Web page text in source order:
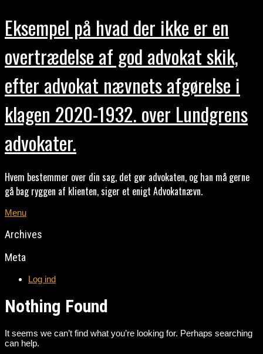
Eksempel på hvad der ikke er en
overtrædelse af god advokat skik,
efter advokat nævnets afgørelse i
klagen 2020-1932. over Lundgrens
advokater.
Hvem bestemmer over din sag, det gør advokaten, og han må gerne
gå bag ryggen af klienten, siger et enigt Advokatnævn.
Menu
Archives
Meta
Log ind
Nothing Found
It seems we can’t find what you’re looking for. Perhaps searching
can help.